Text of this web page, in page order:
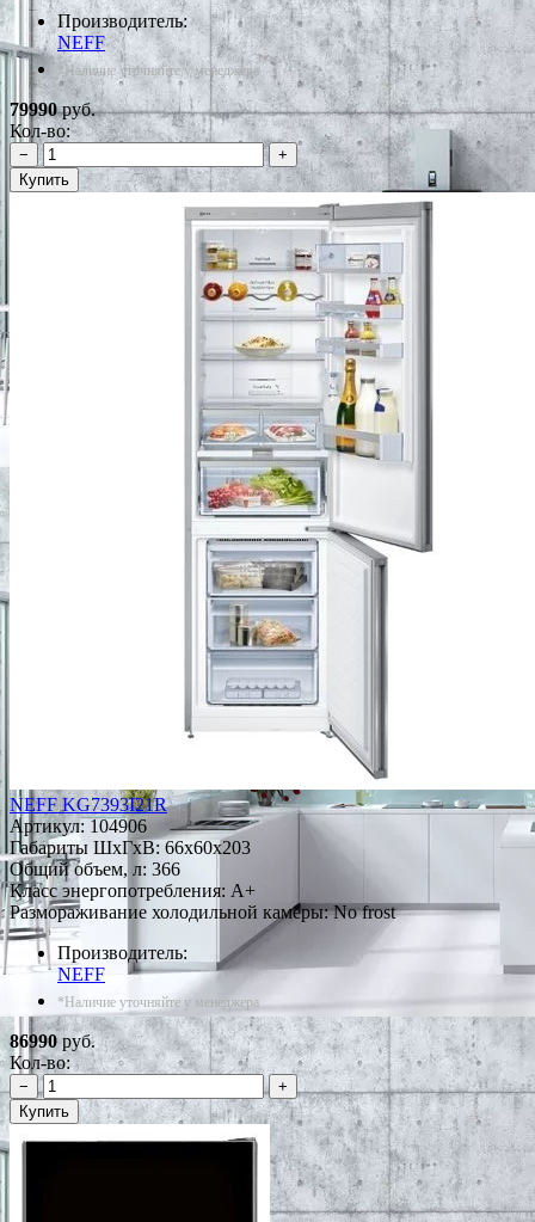
Производитель:
NEFF
*Наличие уточняйте у менеджера
79990руб.
Кол-во:
−
+
Купить
NEFF KG7393I21R
Артикул: 104906
Габариты ШxГxВ: 66x60x203
Общий объем, л: 366
Класс энергопотребления: A+
Размораживание холодильной камеры: No frost
Производитель:
NEFF
*Наличие уточняйте у менеджера
86990 руб.
Кол-во:
−
+
Купить